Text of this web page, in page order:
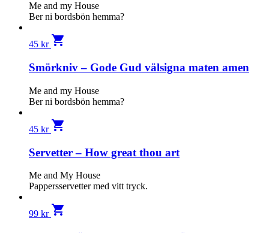
Me and my House
Ber ni bordsbön hemma?
45 kr shopping_cart
Smörkniv – Gode Gud välsigna maten amen
Me and my House
Ber ni bordsbön hemma?
45 kr shopping_cart
Servetter – How great thou art
Me and My House
Pappersservetter med vitt tryck.
99 kr shopping_cart